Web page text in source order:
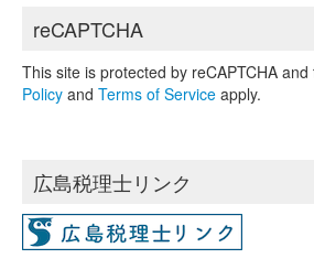
reCAPTCHA
This site is protected by reCAPTCHA
Policy and Terms of Service apply.
広島税理士リンク